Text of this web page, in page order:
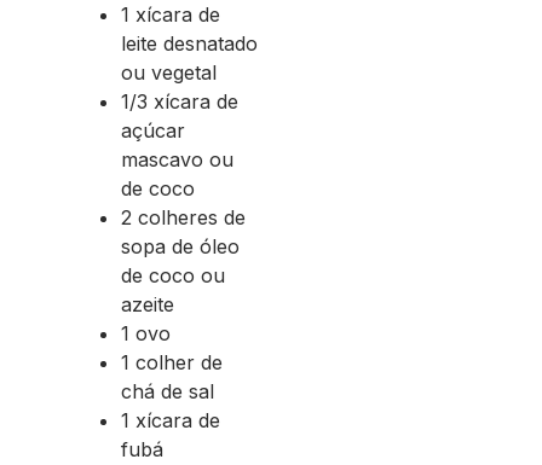
1 xícara de
leite desnatado
ou vegetal
1/3 xícara de
açúcar
mascavo ou
de coco
2 colheres de
sopa de óleo
de coco ou
azeite
1 ovo
1 colher de
chá de sal
1 xícara de
fubá